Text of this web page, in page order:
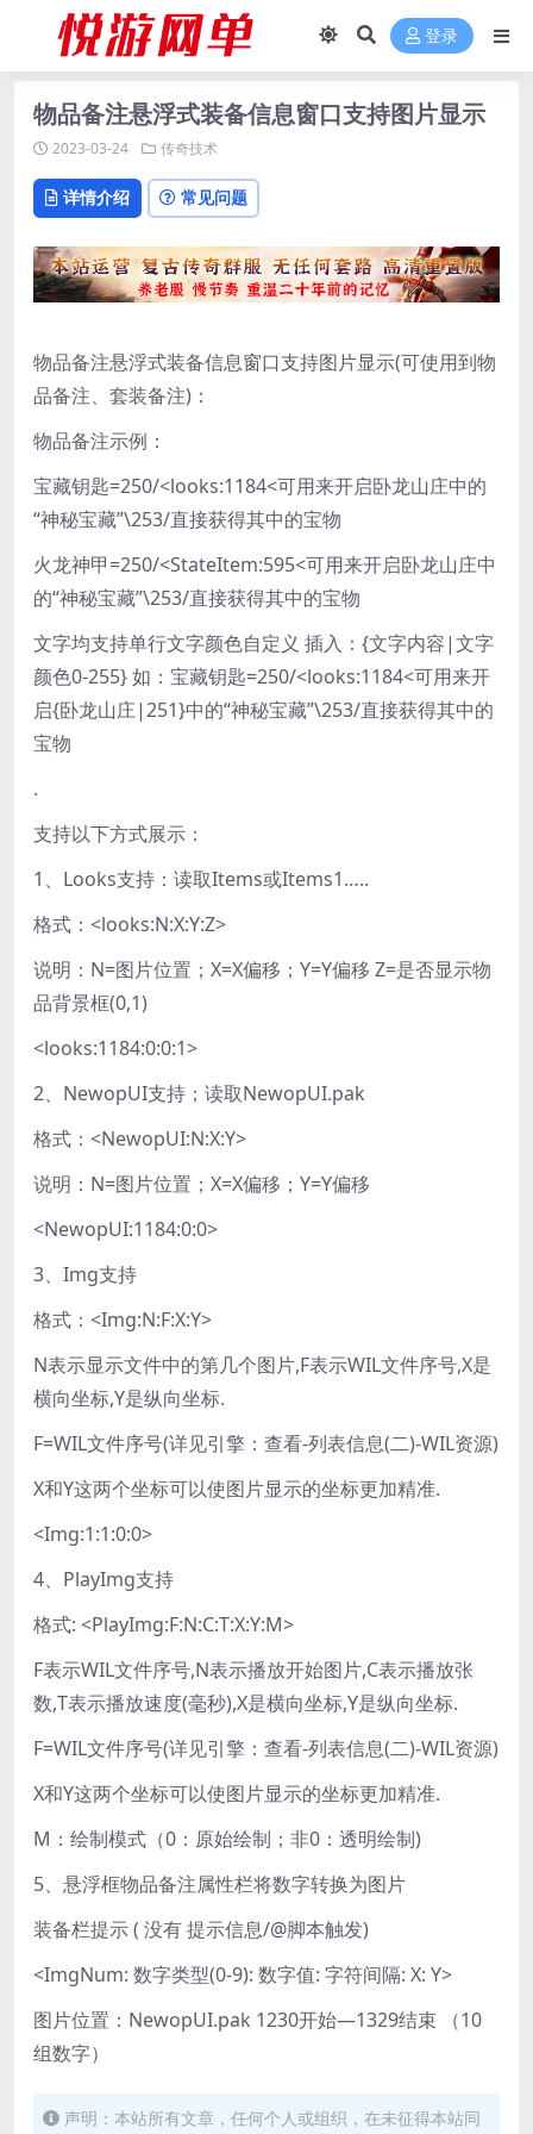
登录
物品备注悬浮式装备信息窗口支持图片显示
2023-03-24 传奇技术
详情介绍 常见问题
物品备注悬浮式装备信息窗口支持图片显示(可使用到物
品备注、套装备注)：
物品备注示例：
宝藏钥匙=250/<looks:1184<可用来开启卧龙山庄中的
“神秘宝藏”\253/直接获得其中的宝物
火龙神甲=250/<StateItem:595<可用来开启卧龙山庄中
的“神秘宝藏”\253/直接获得其中的宝物
文字均支持单行文字颜色自定义 插入：{文字内容|文字
颜色0-255} 如：宝藏钥匙=250/<looks:1184<可用来开
启{卧龙山庄|251}中的“神秘宝藏”\253/直接获得其中的
宝物
.
支持以下方式展示：
1、Looks支持：读取Items或Items1…..
格式：<looks:N:X:Y:Z>
说明：N=图片位置；X=X偏移；Y=Y偏移 Z=是否显示物
品背景框(0,1)
<looks:1184:0:0:1>
2、NewopUI支持；读取NewopUI.pak
格式：<NewopUI:N:X:Y>
说明：N=图片位置；X=X偏移；Y=Y偏移
<NewopUI:1184:0:0>
3、Img支持
格式：<Img:N:F:X:Y>
N表示显示文件中的第几个图片,F表示WIL文件序号,X是
横向坐标,Y是纵向坐标.
F=WIL文件序号(详见引擎：查看-列表信息(二)-WIL资源)
X和Y这两个坐标可以使图片显示的坐标更加精准.
<Img:1:1:0:0>
4、PlayImg支持
格式: <PlayImg:F:N:C:T:X:Y:M>
F表示WIL文件序号,N表示播放开始图片,C表示播放张
数,T表示播放速度(毫秒),X是横向坐标,Y是纵向坐标.
F=WIL文件序号(详见引擎：查看-列表信息(二)-WIL资源)
X和Y这两个坐标可以使图片显示的坐标更加精准.
M：绘制模式（0：原始绘制；非0：透明绘制)
5、悬浮框物品备注属性栏将数字转换为图片
装备栏提示 ( 没有 提示信息/@脚本触发)
<ImgNum: 数字类型(0-9): 数字值: 字符间隔: X: Y>
图片位置：NewopUI.pak 1230开始—1329结束 （10
组数字）
声明：本站所有文章，任何个人或组织，在未征得本站同